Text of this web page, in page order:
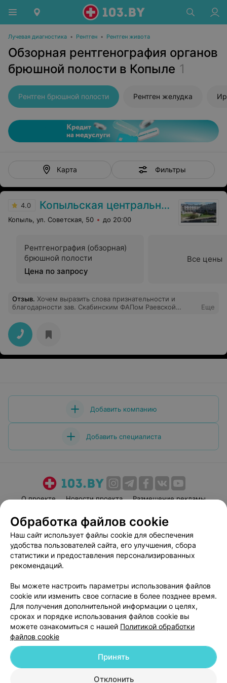
Лучевая диагностика • Рентген • Рентген живота
Обзорная рентгенография органов
брюшной полости в Копыле 1
Рентген брюшной полости Рентген желудка
Карта Фильтры
4.0 Копыльская центральная районная больница
Копыль, ул. Советская, 50 до 20:00
Рентгенография (обзорная)
брюшной полости
Цена по запросу
Все цены
Отзыв. Хочем выразить слова признательности и
благодарности зав. Скабинским ФАПом Раевской
высококвалифицированный специалист,всегда придет
на помощь,когда бы к ней не обратился. В честь
наступающего дня медицинского работника просим
поощрить Жанну Вячеславовну. С уважением, семья
Шидловской Леониды Ивановны.
Еще
Добавить компанию
Добавить специалиста
О проекте Новости проекта
Размещение рекламы
Пользовательское соглашение
Способы оплаты
Вакансии
Партнеры
Написать руководителю 103.by
Персональные настройки cookie
Обработка персональных данных
© 2026 ООО «Артокс Лаб», УНП 191700409| 220012, Республика Беларусь,
г. Минск, улица Толбухина, 2, пом. 16 | help@103.by
Обработка файлов cookie
Наш сайт использует файлы cookie для обеспечения
удобства пользователей сайта, его улучшения, сбора
статистики и предоставления персонализированных
рекомендаций.
Вы можете настроить параметры использования файлов
cookie или изменить свое согласие в более позднее время.
Для получения дополнительной информации о целях,
сроках и порядке использования файлов cookie вы
можете ознакомиться с нашей Политикой обработки
файлов cookie
Отклонить
Принять